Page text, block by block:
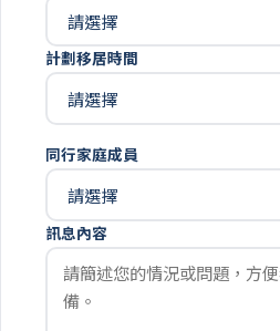
計劃移居時間
同行家庭成員
訊息內容